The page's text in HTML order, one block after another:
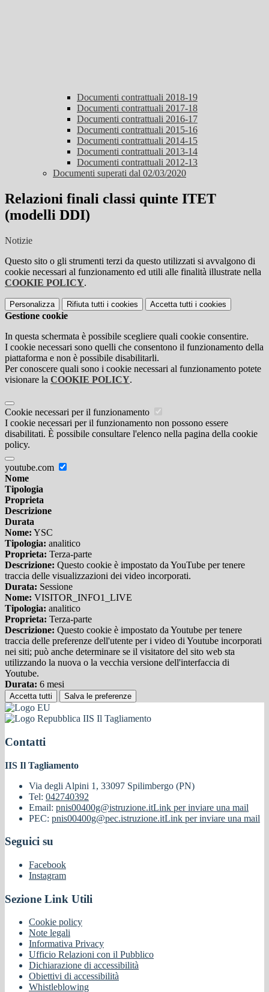
Documenti contrattuali 2018-19
Documenti contrattuali 2017-18
Documenti contrattuali 2016-17
Documenti contrattuali 2015-16
Documenti contrattuali 2014-15
Documenti contrattuali 2013-14
Documenti contrattuali 2012-13
Documenti superati dal 02/03/2020
Relazioni finali classi quinte ITET
(modelli DDI)
Notizie
Questo sito o gli strumenti terzi da questo utilizzati si avvalgono di
cookie necessari al funzionamento ed utili alle finalità illustrate nella
COOKIE POLICY.
Personalizza Rifiuta tutti i cookies Accetta tutti i cookies
Gestione cookie
In questa schermata è possibile scegliere quali cookie consentire.
I cookie necessari sono quelli che consentono il funzionamento della
piattaforma e non è possibile disabilitarli.
Per conoscere quali sono i cookie necessari al funzionamento potete
visionare la COOKIE POLICY.
Cookie necessari per il funzionamento
I cookie necessari per il funzionamento non possono essere
disabilitati. È possibile consultare l'elenco nella pagina della cookie
policy.
youtube.com
Nome
Tipologia
Proprieta
Descrizione
Durata
Nome: YSC
Tipologia: analitico
Proprieta: Terza-parte
Descrizione: Questo cookie è impostato da YouTube per tenere
traccia delle visualizzazioni dei video incorporati.
Durata: Sessione
Nome: VISITOR_INFO1_LIVE
Tipologia: analitico
Proprieta: Terza-parte
Descrizione: Questo cookie è impostato da Youtube per tenere
traccia delle preferenze dell'utente per i video di Youtube incorporati
nei siti; può anche determinare se il visitatore del sito web sta
utilizzando la nuova o la vecchia versione dell'interfaccia di
Youtube.
Durata: 6 mesi
Accetta tutti Salva le preferenze
IIS Il Tagliamento
Contatti
IIS Il Tagliamento
Via degli Alpini 1, 33097 Spilimbergo (PN)
Tel: 042740392
Email: pnis00400g@istruzione.itLink per inviare una mail
PEC: pnis00400g@pec.istruzione.itLink per inviare una mail
Seguici su
Facebook
Instagram
Sezione Link Utili
Cookie policy
Note legali
Informativa Privacy
Ufficio Relazioni con il Pubblico
Dichiarazione di accessibilità
Obiettivi di accessibilità
Whistleblowing